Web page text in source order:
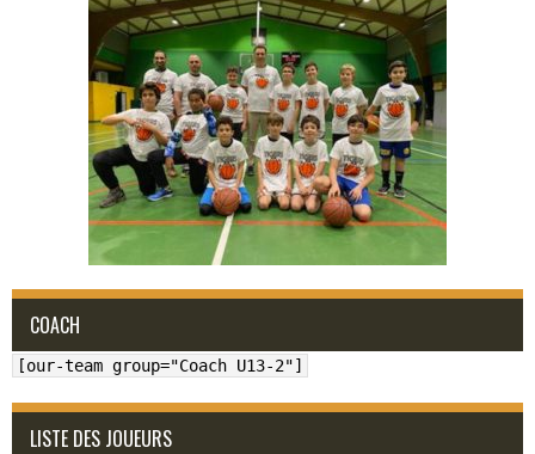
COACH
[our-team group="Coach U13-2"]
LISTE DES JOUEURS